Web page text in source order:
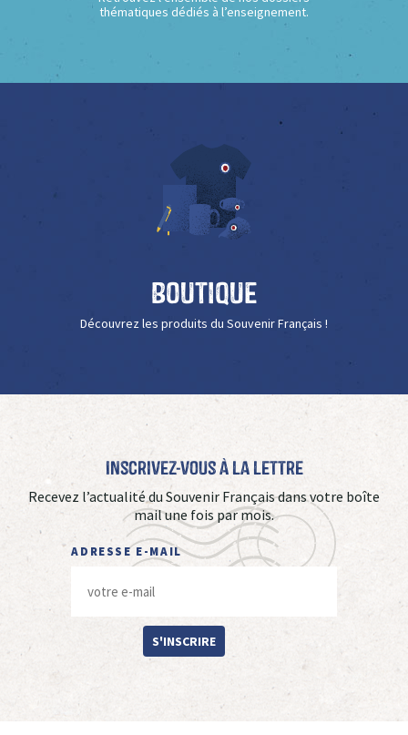
thématiques dédiés à l’enseignement.
Boutique
Découvrez les produits du Souvenir Français !
Inscrivez-vous à La Lettre
Recevez l’actualité du Souvenir Français dans votre boîte
mail une fois par mois.
ADRESSE E-MAIL
S'INSCRIRE